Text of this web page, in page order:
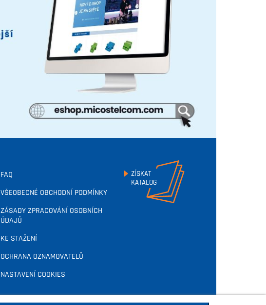
FAQ
VŠEOBECNÉ OBCHODNÍ PODMÍNKY
ZÁSADY ZPRACOVÁNÍ OSOBNÍCH
ÚDAJŮ
KE STAŽENÍ
OCHRANA OZNAMOVATELŮ
NASTAVENÍ COOKIES
ZÍSKAT
KATALOG